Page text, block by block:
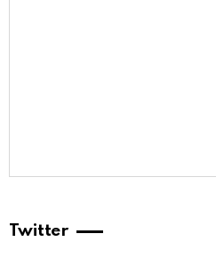
Twitter